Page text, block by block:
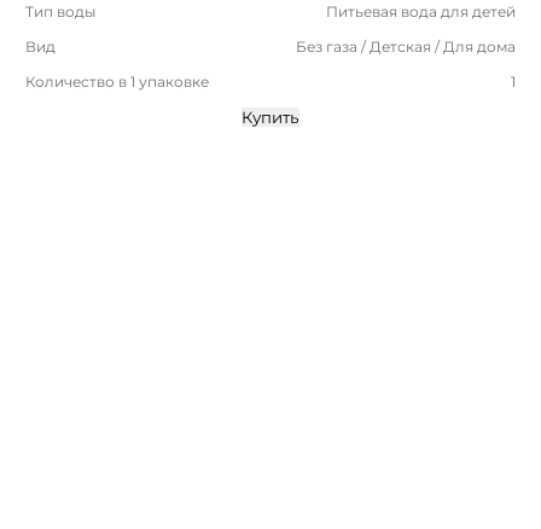
Тип воды
Питьевая вода для детей
Вид
Без газа / Детская / Для дома
Количество в 1 упаковке
1
Купить